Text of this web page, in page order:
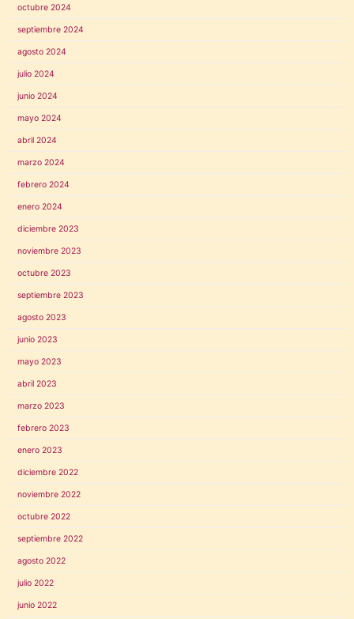
octubre 2024
septiembre 2024
agosto 2024
julio 2024
junio 2024
mayo 2024
abril 2024
marzo 2024
febrero 2024
enero 2024
diciembre 2023
noviembre 2023
octubre 2023
septiembre 2023
agosto 2023
junio 2023
mayo 2023
abril 2023
marzo 2023
febrero 2023
enero 2023
diciembre 2022
noviembre 2022
octubre 2022
septiembre 2022
agosto 2022
julio 2022
junio 2022